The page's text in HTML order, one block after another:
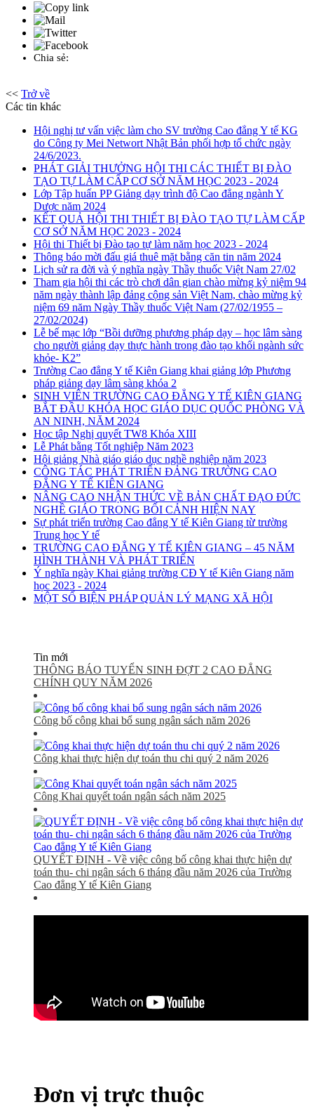
Chia sẻ:
<< Trở về
Các tin khác
Hội nghị tư vấn việc làm cho SV trường Cao đẳng Y tế KG
do Công ty Mei Networt Nhật Bản phối hợp tổ chức ngày
24/6/2023.
PHÁT GIẢI THƯỞNG HỘI THI CÁC THIẾT BỊ ĐÀO
TẠO TỰ LÀM CẤP CƠ SỞ NĂM HỌC 2023 - 2024
Lớp Tập huấn PP Giảng dạy trình độ Cao đẳng ngành Y
Dược năm 2024
KẾT QUẢ HỘI THI THIẾT BỊ ĐÀO TẠO TỰ LÀM CẤP
CƠ SỞ NĂM HỌC 2023 - 2024
Hội thi Thiết bị Đào tạo tự làm năm học 2023 - 2024
Thông báo mời đấu giá thuê mặt bằng căn tin năm 2024
Lịch sử ra đời và ý nghĩa ngày Thầy thuốc Việt Nam 27/02
Tham gia hội thi các trò chơi dân gian chào mừng kỷ niệm 94
năm ngày thành lập đảng cộng sản Việt Nam, chào mừng kỷ
niệm 69 năm Ngày Thầy thuốc Việt Nam (27/02/1955 –
27/02/2024)
Lễ bế mạc lớp “Bồi dưỡng phương pháp dạy – học lâm sàng
cho người giảng dạy thực hành trong đào tạo khối ngành sức
khỏe- K2”
Trường Cao đẳng Y tế Kiên Giang khai giảng lớp Phương
pháp giảng dạy lâm sàng khóa 2
SINH VIÊN TRƯỜNG CAO ĐẲNG Y TẾ KIÊN GIANG
BẮT ĐẦU KHÓA HỌC GIÁO DỤC QUỐC PHÒNG VÀ
AN NINH, NĂM 2024
Học tập Nghị quyết TW8 Khóa XIII
Lễ Phát bằng Tốt nghiệp Năm 2023
Hội giảng Nhà giáo giáo dục nghề nghiệp năm 2023
CÔNG TÁC PHÁT TRIỂN ĐẢNG TRƯỜNG CAO
ĐẲNG Y TẾ KIÊN GIANG
NÂNG CAO NHẬN THỨC VỀ BẢN CHẤT ĐẠO ĐỨC
NGHỀ GIÁO TRONG BỐI CẢNH HIỆN NAY
Sự phát triển trường Cao đẳng Y tế Kiên Giang từ trường
Trung học Y tế
TRƯỜNG CAO ĐẲNG Y TẾ KIÊN GIANG – 45 NĂM
HÌNH THÀNH VÀ PHÁT TRIỂN
Ý nghĩa ngày Khai giảng trường CĐ Y tế Kiên Giang năm
học 2023 - 2024
MỘT SỐ BIỆN PHÁP QUẢN LÝ MẠNG XÃ HỘI
Tin mới
THÔNG BÁO TUYỂN SINH ĐỢT 2 CAO ĐẲNG
CHÍNH QUY NĂM 2026
Công bố công khai bổ sung ngân sách năm 2026
Công khai thực hiện dự toán thu chi quý 2 năm 2026
Công Khai quyết toán ngân sách năm 2025
QUYẾT ĐỊNH - Về việc công bố công khai thực hiện dự
toán thu- chi ngân sách 6 tháng đầu năm 2026 của Trường
Cao đẳng Y tế Kiên Giang
Đơn vị trực thuộc